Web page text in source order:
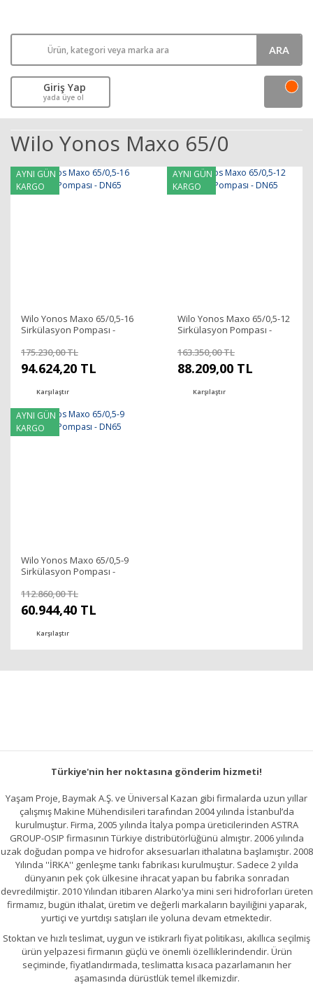
ARA
Giriş Yap
yada üye ol
Wilo Yonos Maxo 65/0
AYNI GÜN
KARGO
Wilo Yonos Maxo 65/0,5-16
Sirkülasyon Pompası -
175.230,00 TL
94.624,20 TL
Karşılaştır
AYNI GÜN
KARGO
Wilo Yonos Maxo 65/0,5-12
Sirkülasyon Pompası -
163.350,00 TL
88.209,00 TL
Karşılaştır
AYNI GÜN
KARGO
Wilo Yonos Maxo 65/0,5-9
Sirkülasyon Pompası -
112.860,00 TL
60.944,40 TL
Karşılaştır
Türkiye'nin her noktasına gönderim hizmeti!
Yaşam Proje, Baymak A.Ş. ve Üniversal Kazan gibi firmalarda uzun yıllar
çalışmış Makine Mühendisileri tarafından 2004 yılında İstanbul’da
kurulmuştur. Firma, 2005 yılında İtalya pompa üreticilerinden ASTRA
GROUP-OSIP firmasının Türkiye distribütörlüğünü almıştır. 2006 yılında
uzak doğudan pompa ve hidrofor aksesuarları ithalatına başlamıştır. 2008
Yılında ''İRKA'' genleşme tankı fabrikası kurulmuştur. Sadece 2 yılda
dünyanın pek çok ülkesine ihracat yapan bu fabrika sonradan
devredilmiştir. 2010 Yılından itibaren Alarko'ya mini seri hidroforları üreten
firmamız, bugün ithalat, üretim ve değerli markaların bayiliğini yaparak,
yurtiçi ve yurtdışı satışları ile yoluna devam etmektedir.
Stoktan ve hızlı teslimat, uygun ve istikrarlı fiyat politikası, akıllıca seçilmiş
ürün yelpazesi firmanın güçlü ve önemli özelliklerindendir. Ürün
seçiminde, fiyatlandırmada, teslimatta kısaca pazarlamanın her
aşamasında dürüstlük temel ilkemizdir.